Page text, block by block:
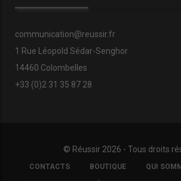
communication@reussir.fr
1 Rue Léopold Sédar-Senghor
14460 Colombelles
+33 (0)2 31 35 87 28
© Réussir 2026 - Tous droits
FOOTER
COPYRIGHT
CONTACTS BOUTIQUE QUI